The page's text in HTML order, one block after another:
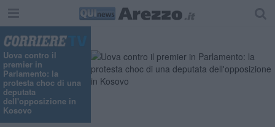
Uova contro il
premier in
Parlamento: la
protesta choc di una
deputata
dell'opposizione in
Kosovo